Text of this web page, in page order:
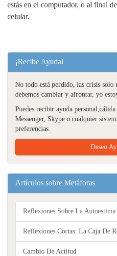
estás en el computador, o al final
celular.
¡Recibe Ayuda!
No todo está perdido, las crisis solo
debemos cambiar y afrontar, yo
Puedes recibir ayuda
Messenger, Skype o cualquier
preferencias.
Deseo
Artículos sobre Metáforas
Reflexiones Sobre La Autoestima
Reflexiones Cortas: La Caja De
Cambio De Actitud